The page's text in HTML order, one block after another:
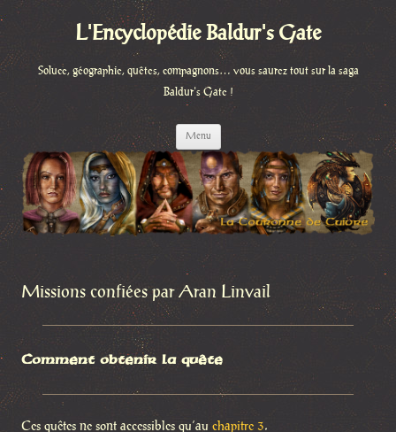
L'Encyclopédie Baldur's Gate
Soluce, géographie, quêtes, compagnons… vous saurez tout sur la saga
Baldur's Gate !
Menu
contenu
Missions confiées par Aran Linvail
Comment obtenir la quête
Ces quêtes ne sont accessibles qu’au chapitre 3.